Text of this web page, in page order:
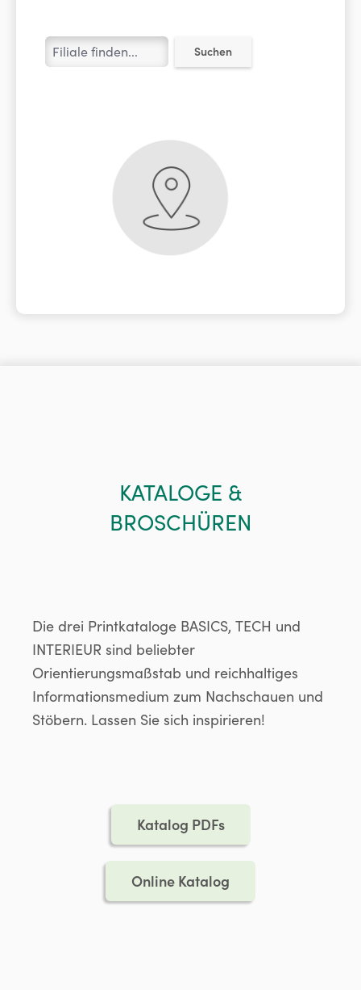
Suchen
KATALOGE &
BROSCHÜREN
Die drei Printkataloge BASICS, TECH und
INTERIEUR sind beliebter
Orientierungsmaßstab und reichhaltiges
Informationsmedium zum Nachschauen und
Stöbern. Lassen Sie sich inspirieren!
Katalog PDFs
Online Katalog